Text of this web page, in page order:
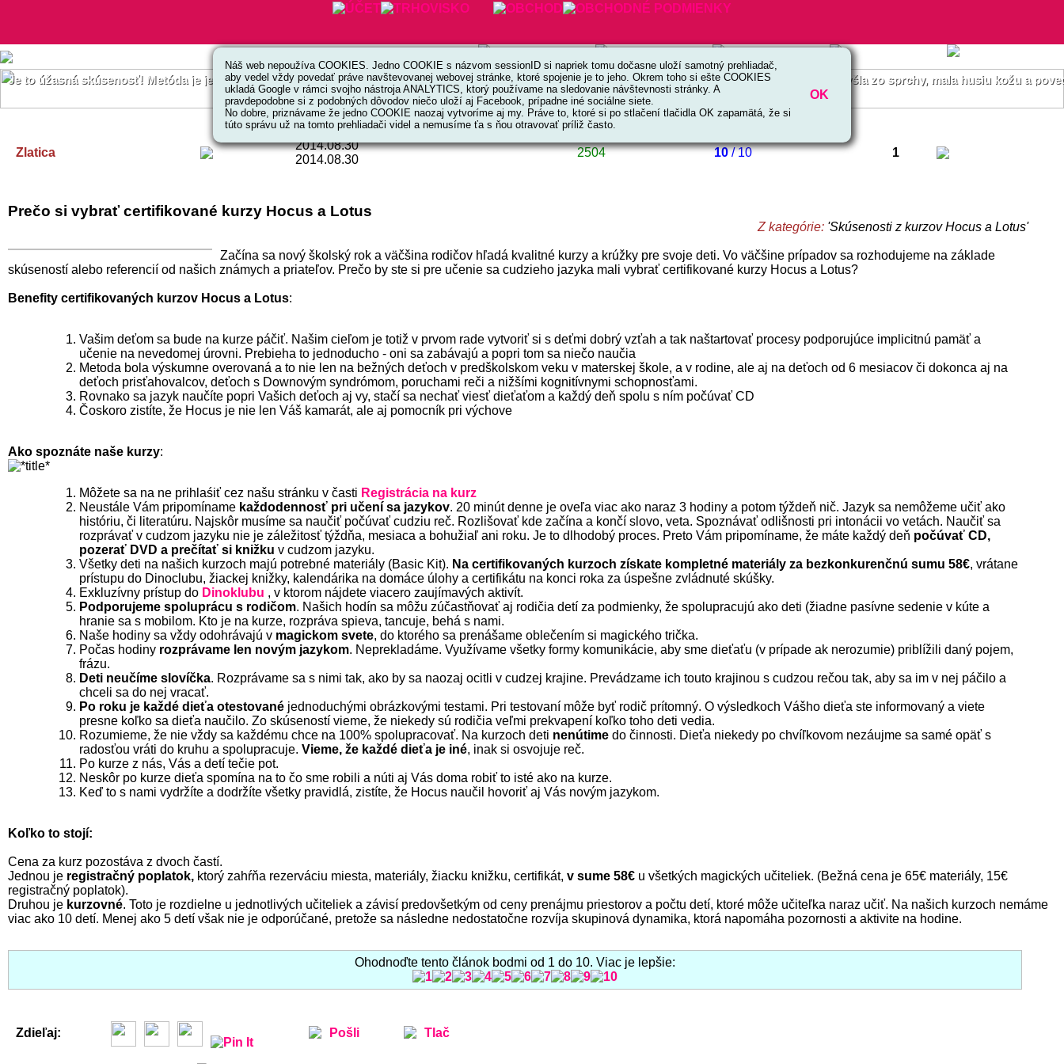
Náš web nepoužíva COOKIES. Jedno COOKIE s názvom sessionID si napriek tomu dočasne uloží samotný prehliadač,
aby vedel vždy povedať práve navštevovanej webovej stránke, ktoré spojenie je to jeho. Okrem toho si ešte COOKIES
ukladá Google v rámci svojho nástroja ANALYTICS, ktorý používame na sledovanie návštevnosti stránky. A
pravdepodobne si z podobných dôvodov niečo uloží aj Facebook, prípadne iné sociálne siete.
No dobre, priznávame že jedno COOKIE naozaj vytvoríme aj my. Práve to, ktoré si po stlačení tlačidla OK zapamätá, že si
túto správu už na tomto prehliadači videl a nemusíme ťa s ňou otravovať príliž často.
OK
Je to úžasná skúsenosť! Metóda je jednoduchá, kreatívna a efektívna. Už od začiatku dcéra používala angličtinu v každodennej reči. Jedného dňa, keď vyšla zo sprchy, mala husiu kožu
Zlatica
2014.08.30
2014.08.30
2504 10/ 10 1
Prečo si vybrať certifikované kurzy Hocus a Lotus
Z kategórie: 'Skúsenosti z kurzov Hocus a Lotus'
Začína sa nový školský rok a väčšina rodičov hľadá kvalitné kurzy a krúžky pre svoje deti. Vo väčšine prípadov sa rozhodujeme na základe
skúseností alebo referencií od našich známych a priateľov. Prečo by ste si pre učenie sa cudzieho jazyka mali vybrať certifikované kurzy Hocus a Lotus?
Benefity certifikovaných kurzov Hocus a Lotus:
Vašim deťom sa bude na kurze páčiť. Našim cieľom je totiž v prvom rade vytvoriť si s deťmi dobrý vzťah a tak naštartovať procesy podporujúce implicitnú pamäť a
učenie na nevedomej úrovni. Prebieha to jednoducho - oni sa zabávajú a popri tom sa niečo naučia
Metoda bola výskumne overovaná a to nie len na bežných deťoch v predškolskom veku v materskej škole, a v rodine, ale aj na deťoch od 6 mesiacov či dokonca aj na
deťoch prisťahovalcov, deťoch s Downovým syndrómom, poruchami reči a nižšími kognitívnymi schopnosťami.
Rovnako sa jazyk naučíte popri Vašich deťoch aj vy, stačí sa nechať viesť dieťaťom a každý deň spolu s ním počúvať CD
Čoskoro zistíte, že Hocus je nie len Váš kamarát, ale aj pomocník pri výchove
Ako spoznáte naše kurzy:
Môžete sa na ne prihlaśiť cez našu stránku v časti Registrácia na kurz
Neustále Vám pripomíname každodennosť pri učení sa jazykov. 20 minút denne je oveľa viac ako naraz 3 hodiny a potom týždeň nič. Jazyk sa nemôžeme učiť ako
históriu, či literatúru. Najskôr musíme sa naučiť počúvať cudziu reč. Rozlišovať kde začína a končí slovo, veta. Spoznávať odlišnosti pri intonácii vo vetách. Naučiť sa
rozprávať v cudzom jazyku nie je záležitosť týždňa, mesiaca a bohužiaľ ani roku. Je to dlhodobý proces. Preto Vám pripomíname, že máte každý deň počúvať CD,
pozerať DVD a prečítať si knižku v cudzom jazyku.
Všetky deti na našich kurzoch majú potrebné materiály (Basic Kit). Na certifikovaných kurzoch získate kompletné materiály za bezkonkurenčnú sumu 58€, vrátane
prístupu do Dinoclubu, žiackej knižky, kalendárika na domáce úlohy a certifikátu na konci roka za úspešne zvládnuté skúšky.
Exkluzívny prístup do Dinoklubu , v ktorom nájdete viacero zaujímavých aktivít.
Podporujeme spoluprácu s rodičom. Našich hodín sa môžu zúčastňovať aj rodičia detí za podmienky, že spolupracujú ako deti (žiadne pasívne sedenie v kúte a
hranie sa s mobilom. Kto je na kurze, rozpráva spieva, tancuje, behá s nami.
Naše hodiny sa vždy odohrávajú v magickom svete, do ktorého sa prenášame oblečením si magického trička.
Počas hodiny rozprávame len novým jazykom. Neprekladáme. Využívame všetky formy komunikácie, aby sme dieťaťu (v prípade ak nerozumie) priblížili daný pojem,
frázu.
Deti neučíme slovíčka. Rozprávame sa s nimi tak, ako by sa naozaj ocitli v cudzej krajine. Prevádzame ich touto krajinou s cudzou rečou tak, aby sa im v nej páčilo a
chceli sa do nej vracať.
Po roku je každé dieťa otestované jednoduchými obrázkovými testami. Pri testovaní môže byť rodič prítomný. O výsledkoch Vášho dieťa ste informovaný a viete
presne koľko sa dieťa naučilo. Zo skúseností vieme, že niekedy sú rodičia veľmi prekvapení koľko toho deti vedia.
Rozumieme, že nie vždy sa každému chce na 100% spolupracovať. Na kurzoch deti nenútime do činnosti. Dieťa niekedy po chvíľkovom nezáujme sa samé opäť s
radosťou vráti do kruhu a spolupracuje. Vieme, že každé dieťa je iné, inak si osvojuje reč.
Po kurze z nás, Vás a detí tečie pot.
Neskôr po kurze dieťa spomína na to čo sme robili a núti aj Vás doma robiť to isté ako na kurze.
Keď to s nami vydržíte a dodržíte všetky pravidlá, zistíte, že Hocus naučil hovoriť aj Vás novým jazykom.
Koľko to stojí:
Cena za kurz pozostáva z dvoch častí.
Jednou je registračný poplatok, ktorý zahŕňa rezerváciu miesta, materiály, žiacku knižku, certifikát, v sume 58€ u všetkých magických učiteliek. (Bežná cena je 65€ materiály, 15€
registračný poplatok).
Druhou je kurzovné. Toto je rozdielne u jednotlivých učiteliek a závisí predovšetkým od ceny prenájmu priestorov a počtu detí, ktoré môže učiteľka naraz učiť. Na našich kurzoch nemáme
viac ako 10 detí. Menej ako 5 detí však nie je odporúčané, pretože sa následne nedostatočne rozvíja skupinová dynamika, ktorá napomáha pozornosti a aktivite na hodine.
Ohodnoďte tento článok bodmi od 1 do 10. Viac je lepšie:
Zdieľaj: Pošli Tlač